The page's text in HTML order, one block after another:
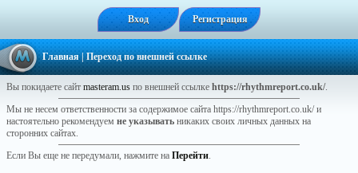
Вход Регистрация
Главная| Переход по внешней ссылке
Вы покидаете сайт masteram.us по внешней ссылке https://rhythmreport.co.uk/.
Мы не несем ответственности за содержимое сайта https://rhythmreport.co.uk/ и
настоятельно рекомендуем не указывать никаких своих личных данных на
сторонних сайтах.
Если Вы еще не передумали, нажмите на Перейти.